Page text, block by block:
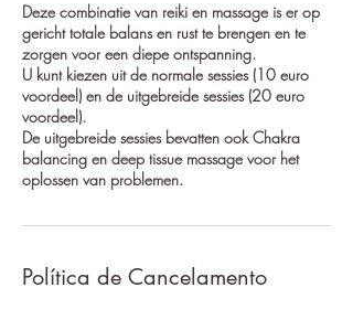
Deze combinatie van reiki en massage is er op
gericht totale balans en rust te brengen en te
zorgen voor een diepe ontspanning.
U kunt kiezen uit de normale sessies (10 euro
voordeel) en de uitgebreide sessies (20 euro
voordeel).
De uitgebreide sessies bevatten ook Chakra
balancing en deep tissue massage voor het
oplossen van problemen.
Política de Cancelamento